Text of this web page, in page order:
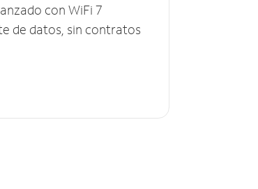
con WiFi 7
de datos, sin contratos